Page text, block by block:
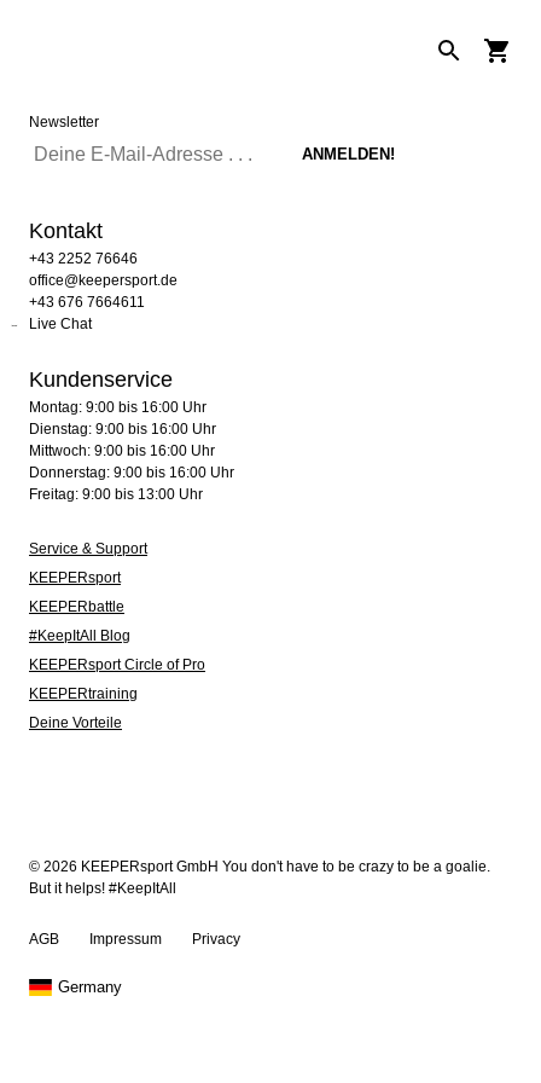
Newsletter
Kontakt
+43 2252 76646
office@keepersport.de
+43 676 7664611
Live Chat
Kundenservice
Montag: 9:00 bis 16:00 Uhr
Dienstag: 9:00 bis 16:00 Uhr
Mittwoch: 9:00 bis 16:00 Uhr
Donnerstag: 9:00 bis 16:00 Uhr
Freitag: 9:00 bis 13:00 Uhr
Service & Support
KEEPERsport
KEEPERbattle
#KeepItAll Blog
KEEPERsport Circle of Pro
KEEPERtraining
Deine Vorteile
© 2026 KEEPERsport GmbH You don't have to be crazy to be a goalie.
But it helps! #KeepItAll
AGB Impressum Privacy
Germany